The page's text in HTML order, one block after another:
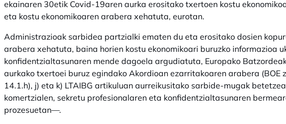
ekainaren 30etik Covid-19aren aurka erositako txertoen kostu
eta kostu ekonomikoaren arabera xehatuta, eurotan.
Administrazioak sarbidea partzialki ematen du eta erositako dosien
arabera xehatuta, baina horien kostu ekonomikoari buruzko informazioa
konfidentzialtasunaren mende dagoela argudiatuta, Europako
aurkako txertoei buruz egindako Akordioan ezarritakoaren arabera (BOE
14.1.h), j) eta k) LTAIBG artikuluan aurreikusitako sarbide-mugak
komertzialen, sekretu profesionalaren eta konfidentzialtasunaren
prozesuetan—.